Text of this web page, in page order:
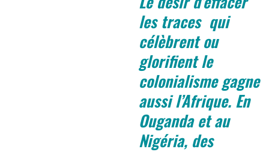
les traces qui
célèbrent ou
glorifient le
colonialisme gagne
aussi l’Afrique. En
Ouganda et au
Nigéria, des